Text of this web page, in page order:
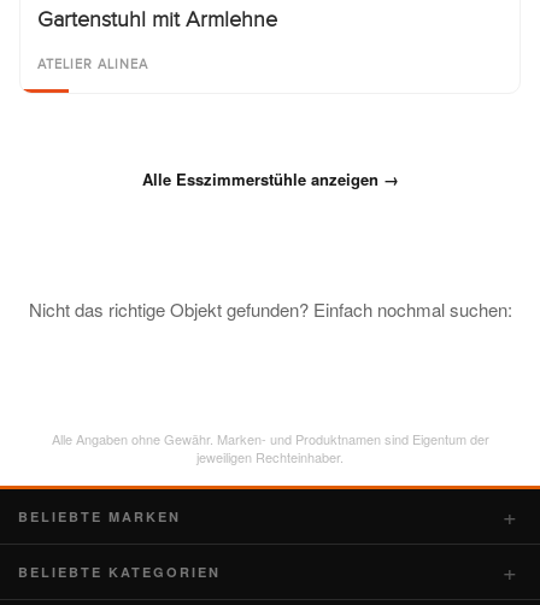
Gartenstuhl mit Armlehne
ATELIER ALINEA
Alle Esszimmerstühle anzeigen →
Nicht das richtige Objekt gefunden? Einfach nochmal suchen:
Alle Angaben ohne Gewähr. Marken- und Produktnamen sind Eigentum der
jeweiligen Rechteinhaber.
BELIEBTE MARKEN
BELIEBTE KATEGORIEN